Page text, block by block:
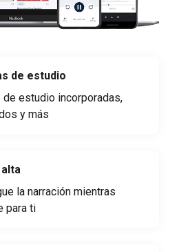
de estudio
de estudio incorporadas,
y más
la narración mientras
para ti